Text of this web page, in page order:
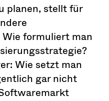
planen, stellt für
formuliert man
Wie setzt man
gar nicht